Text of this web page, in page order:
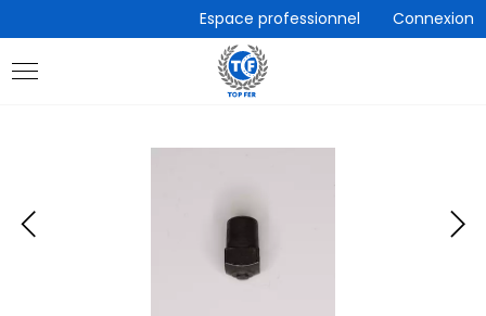
directement
au
contenu
Espace professionnel Connexion